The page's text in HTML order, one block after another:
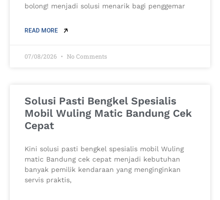
bolong! menjadi solusi menarik bagi penggemar
READ MORE
07/08/2026 No Comments
Solusi Pasti Bengkel Spesialis
Mobil Wuling Matic Bandung Cek
Cepat
Kini solusi pasti bengkel spesialis mobil Wuling
matic Bandung cek cepat menjadi kebutuhan
banyak pemilik kendaraan yang menginginkan
servis praktis,